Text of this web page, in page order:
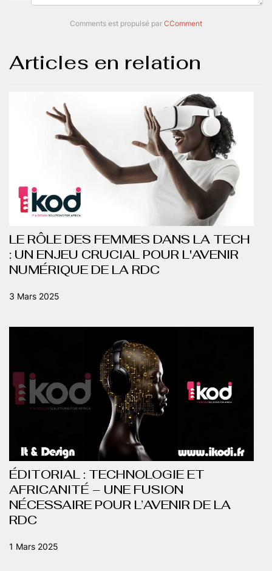
Comments est propulsé par CComment
Articles en relation
LE RÔLE DES FEMMES DANS LA TECH
: UN ENJEU CRUCIAL POUR L'AVENIR
NUMÉRIQUE DE LA RDC
3 Mars 2025
ÉDITORIAL : TECHNOLOGIE ET
AFRICANITÉ – UNE FUSION
NÉCESSAIRE POUR L’AVENIR DE LA
RDC
1 Mars 2025